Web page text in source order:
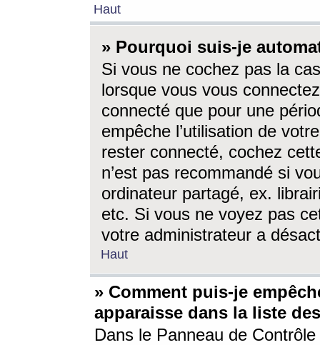
Haut
» Pourquoi suis-je
Si vous ne cochez pas la
lorsque vous vous
connecté que pour une
empêche l’utilisation de
rester connecté, cochez
n’est pas recommandé si
ordinateur partagé, ex.
etc. Si vous ne voyez pas
votre administrateur a
Haut
» Comment puis-je
apparaisse dans la liste
Dans le Panneau de